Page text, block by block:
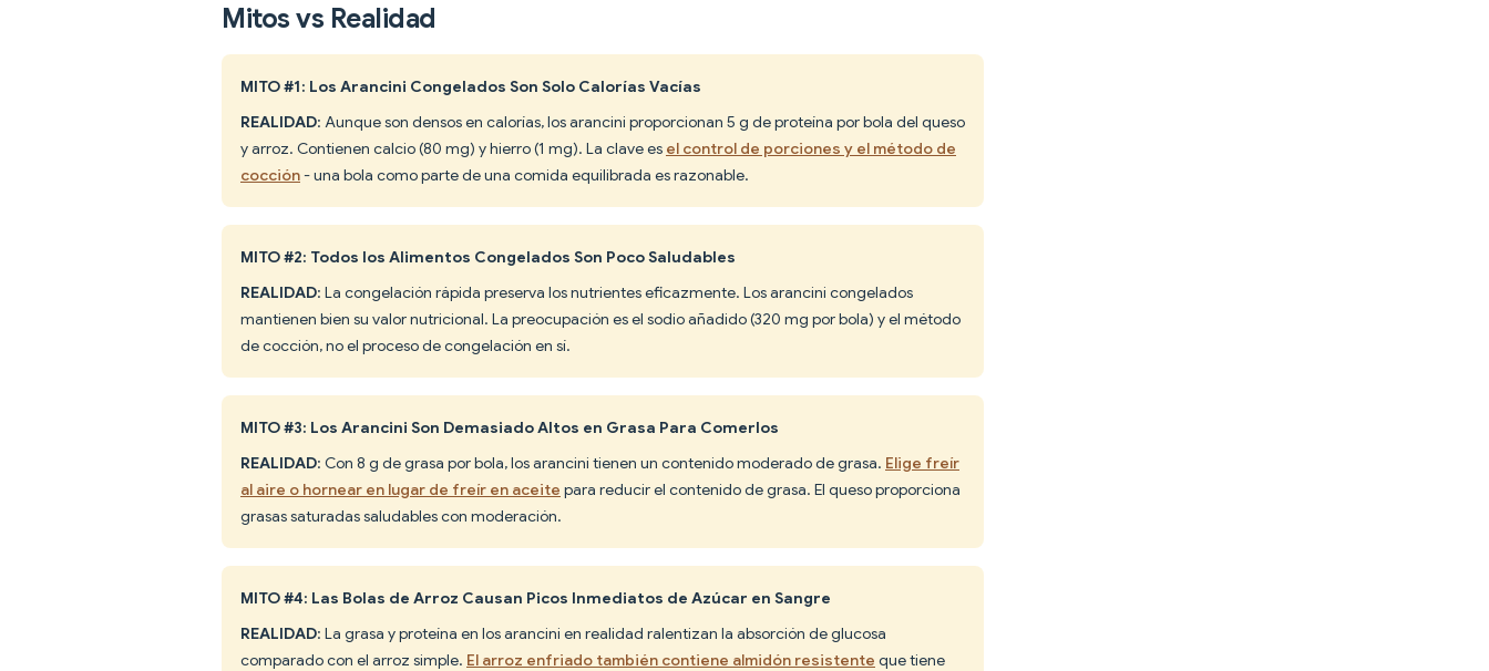
Mitos vs Realidad
MITO #1: Los Arancini Congelados Son Solo Calorías Vacías
REALIDAD: Aunque son densos en calorías, los arancini proporcionan 5 g de proteína por bola del queso
y arroz. Contienen calcio (80 mg) y hierro (1 mg). La clave es el control de porciones y el método de
cocción- una bola como parte de una comida equilibrada es razonable.
MITO #2: Todos los Alimentos Congelados Son Poco Saludables
REALIDAD: La congelación rápida preserva los nutrientes eficazmente. Los arancini congelados
mantienen bien su valor nutricional. La preocupación es el sodio añadido (320 mg por bola) y el método
de cocción, no el proceso de congelación en sí.
MITO #3: Los Arancini Son Demasiado Altos en Grasa Para Comerlos
REALIDAD: Con 8 g de grasa por bola, los arancini tienen un contenido moderado de grasa. Elige freír
al aire o hornear en lugar de freír en aceite para reducir el contenido de grasa. El queso proporciona
grasas saturadas saludables con moderación.
MITO #4: Las Bolas de Arroz Causan Picos Inmediatos de Azúcar en Sangre
REALIDAD: La grasa y proteína en los arancini en realidad ralentizan la absorción de glucosa
comparado con el arroz simple. El arroz enfriado también contiene almidón resistente que tiene